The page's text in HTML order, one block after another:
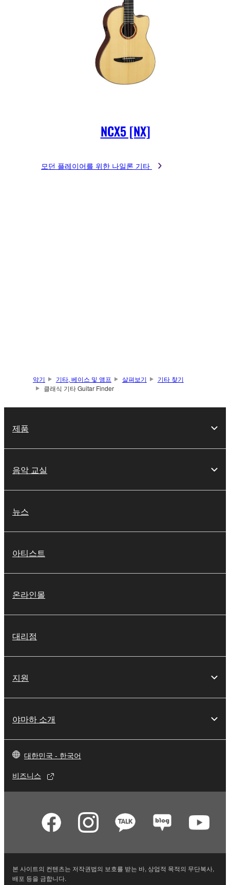
NCX5 [NX]
모던 플레이어를 위한 나일론 기타
악기 기타, 베이스 및 앰프 살펴보기
기타 찾기
클래식 기타 Guitar Finder
제품
음악 교실
뉴스
아티스트
온라인몰
대리점
지원
야마하 소개
대한민국 - 한국어
비즈니스
본 사이트의 컨텐츠는 저작권법의 보호를 받는 바, 상업적 목적의 무단복사,
배포 등을 금합니다.